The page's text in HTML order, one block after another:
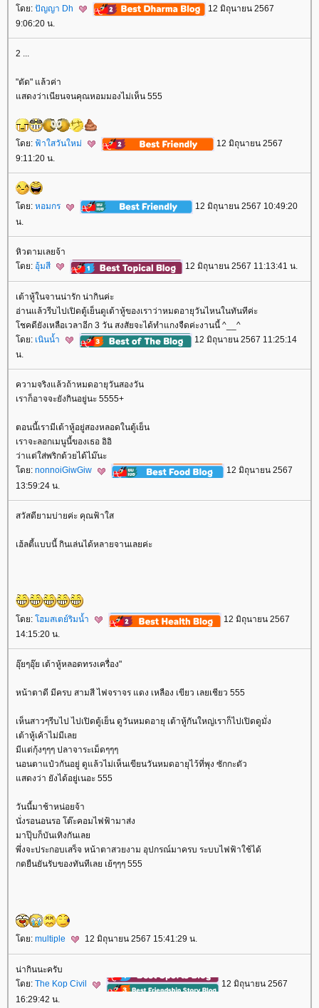
ดย: ปัญญา Dh
12 มิถุนายน 2567
9:06:20 น.
2 ...
"ตัด" แล้วค่า
สดงว่าเนียนจนคุณหอมมองไม่เห็น 555
ดย: ฟ้าใสวันใหม่
12 มิถุนายน 2567
9:11:20 น.
ดย: หอมกร
12 มิถุนายน 2567 10:49:20
น.
หิวตามเลยจ้า
ดย: อุ้มสี 12 มิถุนายน 2567 11:13:41 น.
เต้าหู้ในจานน่ารัก น่ากินค่ะ
อ่านแล้วรีบไปเปิดตู้เย็นดูเต้าหู้ของเราว่าหมดอายุวันไหนในทันทีค่ะ
ชคดียังเหลือเวลาอีก 3 วัน สงสัยจะได้ทำแกงจืดค่ะงานนี้ ^__^
ดย: เนินน้ำ
12 มิถุนายน 2567 11:25:14
น.
ความจริงแล้วถ้าหมดอายุวันสองวัน
เราก็อาจจะยังกินอยู่นะ 5555+
ตอนนี้เรามีเต้าหู้อยู่สองหลอดในตู้เย็น
เราจะลอกเมนูนี้ของเธอ อิอิ
ว่าแต่ใส่พริกด้วยได้ไม๊นะ
ดย: nonnoiGiwGiw
12 มิถุนายน 2567
13:59:24 น.
สวัสดียามบ่ายค่ะ คุณฟ้าใส
เฮ้ลตี้แบบนี้ กินเล่นได้หลายจานเลยค่ะ
ดย: ฮมสเตย์ริมน้ำ
12 มิถุนายน 2567
14:15:20 น.
อุ๊ยๆอุ๊ย เต้าหู้หลอดทรงเครื่อง"
หน้าตาดี มีครบ สามสี ไฟจราจร แดง เหลือง เขียว เลยเชียว 555
เห็นสาวๆรีบไป ไปเปิดตู้เย็น ดูวันหมดอายุ เต้าหู้กันใหญ่เราก็ไปเปิดดูมั่ง
เต้าหู้เค้าไม่มีเล
มีแต่กุ้งๆๆๆ ปลาจาระเม็ดๆๆๆ
นอนตาแป๋วกันอยู่ ดูแล้วไม่เห็นเขียนวันหมดอายุไว้ที่พุง ซักกะตัว
สดงว่า ยังได้อยู่เนอะ 555
วันนี้มาช้าหน่อยจ้า
นั่งรอนอนรอ โต๊ะคอมไฟฟ้ามาส่ง
มาปุ๊บก็บันเทิงกันเล
พึ่งจะประกอบเสร็จ หน้าตาสวยงาม อุปกรณ์มาครบ ระบบไฟฟ้าใช้ได้
กดยืนยันรับของทันทีเลย เย้ๆๆๆ 555
ดย: multiple 12 มิถุนายน 2567 15:41:29 น.
น่ากินนะครับ
ดย: The Kop Civil
12 มิถุนายน 2567
16:29:42 น.